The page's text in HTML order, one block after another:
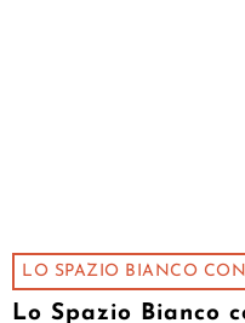
LO SPAZIO BIANCO
Lo Spazio Bianco